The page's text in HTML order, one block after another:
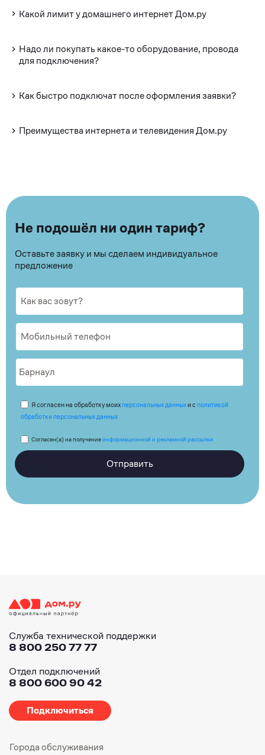
Какой лимит у домашнего интернет Дом.ру
Надо ли покупать какое-то оборудование, провода
для подключения?
Как быстро подключат после оформления заявки?
Преимущества интернета и телевидения Дом.ру
Не подошёл ни один тариф?
Оставьте заявку и мы сделаем индивидуальное
предложение
Я согласен на обработку моих персональных данныхи с политикой
обработки персональных данных
Согласен(а) на получениеинформационной и рекламной рассылки
Отправить
Служба технической поддержки
8 800 250 77 77
Отдел подключений
8 800 600 90 42
Подключиться
Города обслуживания